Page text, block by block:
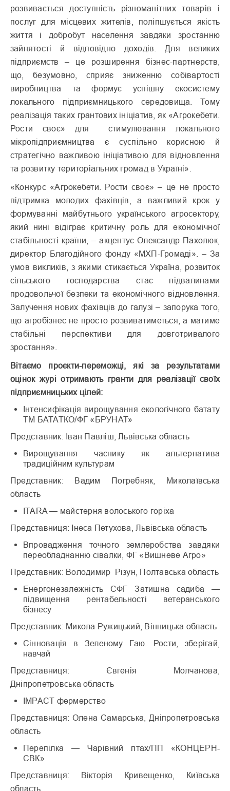
розвивається доступність різноманітних товарів і
послуг для місцевих жителів, поліпшується якість
життя і добробут населення завдяки зростанню
зайнятості й відповідно доходів. Для великих
підприємств – це розширення бізнес-партнерств,
що, безумовно, сприяє зниженню собівартості
виробництва та формує успішну екосистему
локального підприємницького середовища. Тому
реалізація таких грантових ініціатив, як «Агрокебети.
Рости своє» для стимулювання локального
мікропідприємництва є суспільно корисною й
стратегічно важливою ініціативою для відновлення
та розвитку територіальних громад в Україні».
«Конкурс «Агрокебети. Рости своє» – це не просто
підтримка молодих фахівців, а важливий крок у
формуванні майбутнього українського агросектору,
який нині відіграє критичну роль для економічної
стабільності країни, – акцентує Олександр Пахолюк,
директор Благодійного фонду «МХП-Громаді». – За
умов викликів, з якими стикається Україна, розвиток
сільського господарства стає підвалинами
продовольчої безпеки та економічного відновлення.
Залучення нових фахівців до галузі – запорука того,
що агробізнес не просто розвиватиметься, а матиме
стабільні перспективи для довготривалого
зростання».
Вітаємо проєкти-переможці, які за результатами
оцінок журі отримають гранти для реалізації своїх
підприємницьких цілей:
Інтенсифікація вирощування екологічного батату
ТМ БАТАТКО/ФГ «БРУНАТ»
Представник: Іван Павліш, Львівська область
Вирощування часнику як альтернатива
традиційним культурам
Представник: Вадим Погребняк, Миколаївська
область
ITARA — майстерня волоського горіха
Представниця: Інеса Петухова, Львівська область
Впровадження точного землеробства завдяки
переобладнанню сівалки, ФГ «Вишневе Агро»
Представник: Володимир Різун, Полтавська область
Енергонезалежність СФГ Затишна садиба —
підвищення рентабельності ветеранського
бізнесу
Представник: Микола Ружицький, Вінницька область
Сінновація в Зеленому Гаю. Рости, зберігай,
навчай
Представниця: Євгенія Молчанова,
Дніпропетровська область
IMPACT фермерство
Представниця: Олена Самарська, Дніпропетровська
область
Перепілка — Чарівний птах/ПП «КОНЦЕРН-
СВК»
Представниця: Вікторія Кривещенко, Київська
область